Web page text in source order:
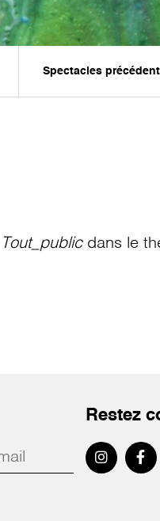
Spectacles
Tout_publicdans le
Restez